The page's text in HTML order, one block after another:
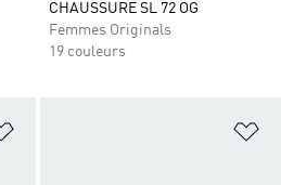
CHAUSSURE SL 72 OG
Femmes Originals
19 couleurs
Ajouter à la Liste de produits